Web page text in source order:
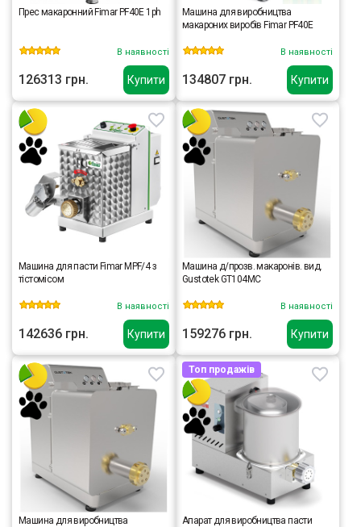
Купити
Прес макаронний Fimar PF40E 1ph
В наявності
126313 грн. Купити
Машина для виробництва
макароних виробів Fimar PF40E
В наявності
134807 грн.
Купити
Машина для пасти Fimar MPF/4 з
тістомісом
В наявності
142636 грн. Купити
Машина д/прозв. макаронів. вид.
Gustotek GT104MC
В наявності
159276 грн.
Машина для виробництва
Топ продажів
Апарат для виробництва пасти